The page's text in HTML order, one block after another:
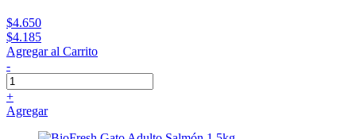
$4.650
$4.185
Agregar al Carrito
-
+
Agregar